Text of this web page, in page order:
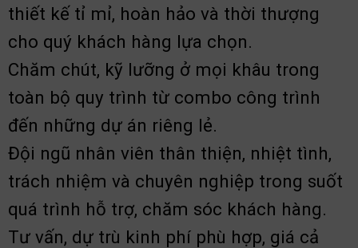
thiết kế tỉ mỉ, hoàn hảo và thời thượng
cho quý khách hàng lựa chọn.
Chăm chút, kỹ lưỡng ở mọi khâu trong
toàn bộ quy trình từ combo công trình
đến những dự án riêng lẻ.
Đội ngũ nhân viên thân thiện, nhiệt tình,
trách nhiệm và chuyên nghiệp trong suốt
quá trình hỗ trợ, chăm sóc khách hàng.
Tư vấn, dự trù kinh phí phù hợp, giá cả